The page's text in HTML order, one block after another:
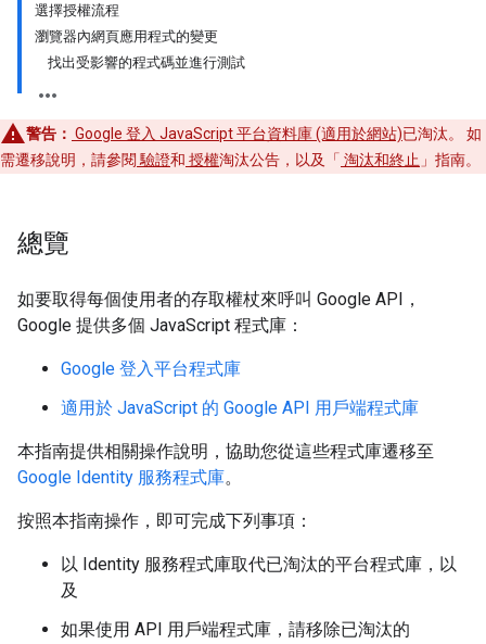
選擇授權流程
瀏覽器內網頁應用程式的變更
找出受影響的程式碼並進行測試
警告： Google 登入 JavaScript 平台資料庫 (適用於網站)已淘汰。 如
需遷移說明，請參閱 驗證和 授權淘汰公告，以及「 淘汰和終止 」指南。
總覽
如要取得每個使用者的存取權杖來呼叫 Google API，
Google 提供多個 JavaScript 程式庫：
Google 登入平台程式庫
適用於 JavaScript 的 Google API 用戶端程式庫
本指南提供相關操作說明，協助您從這些程式庫遷移至
Google Identity 服務程式庫。
按照本指南操作，即可完成下列事項：
以 Identity 服務程式庫取代已淘汰的平台程式庫，以
及
如果使用 API 用戶端程式庫，請移除已淘汰的